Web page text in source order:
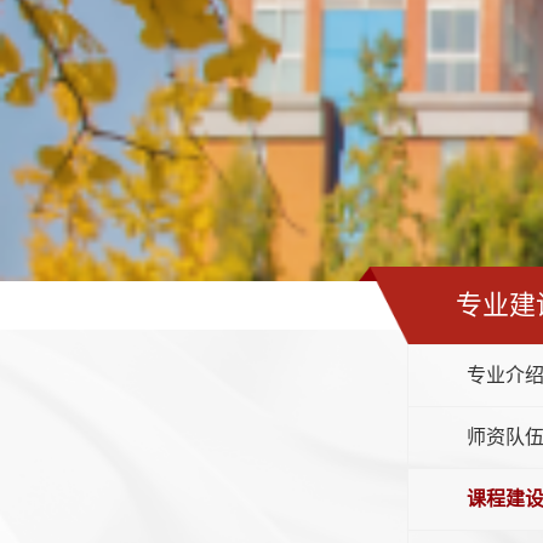
专业建
专业介绍
师资队伍
课程建设